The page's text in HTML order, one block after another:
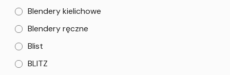
Blendery kielichowe
Blendery ręczne
Blist
BLITZ